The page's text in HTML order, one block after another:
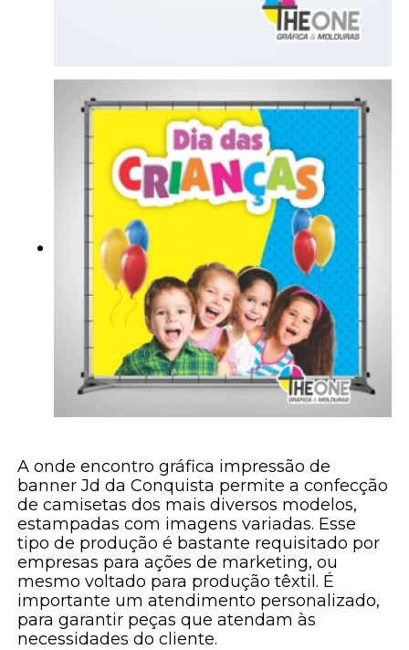
A onde encontro gráfica impressão de
banner Jd da Conquista permite a confecção
de camisetas dos mais diversos modelos,
estampadas com imagens variadas. Esse
tipo de produção é bastante requisitado por
empresas para ações de marketing, ou
mesmo voltado para produção têxtil. É
importante um atendimento personalizado,
para garantir peças que atendam às
necessidades do cliente.